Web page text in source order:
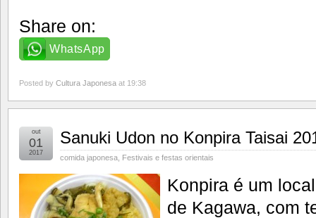
Share on:
WhatsApp
Posted by Cultura Japonesa at 19:38
Sanuki Udon no Konpira Taisai
comida japonesa Festivais e festas orientais
out
01
2017
Konpira é um
de Kagawa, com